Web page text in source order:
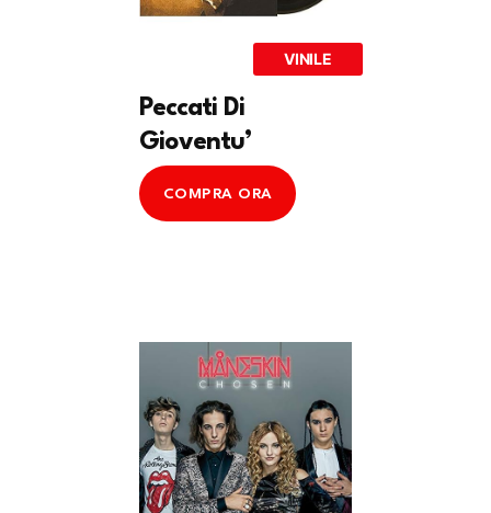
VINILE
Peccati Di
Gioventu’
COMPRA ORA